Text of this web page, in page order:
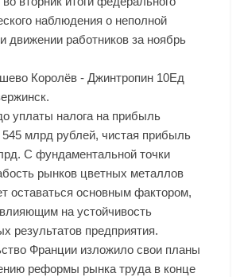
наблюдения о неполной
движении работников за ноябрь
Королёв - Джинтропин 10Ед
уплаты налога на прибыль
545 млрд рублей, чистая прибыль
С фундаментальной точки
рынков цветных металлов
оставаться основным фактором,
влияющим на устойчивость
результатов предприятия.
Франции изложило свои планы
реформы рынка труда в конце